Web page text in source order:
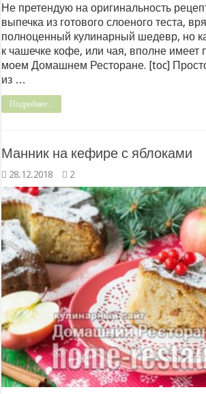
Не претендую на оригинальность
выпечка из готового слоеного теста,
полноценный кулинарный шедевр, но
к чашечке кофе, или чая, вполне имеет
моем Домашнем Ресторане. [toc]
из …
Подробнее...
Манник на кефире с яблоками
28.12.2018 2